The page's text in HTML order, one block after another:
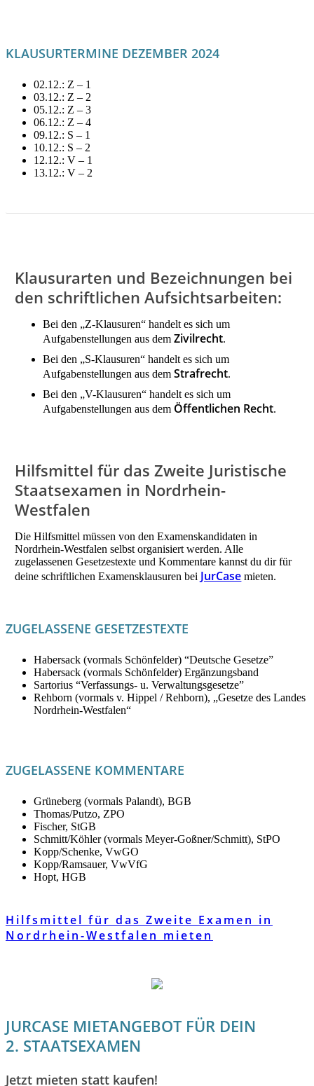
KLAUSURTERMINE DEZEMBER 2024
02.12.: Z – 1
03.12.: Z – 2
05.12.: Z – 3
06.12.: Z – 4
09.12.: S – 1
10.12.: S – 2
12.12.: V – 1
13.12.: V – 2
Klausurarten und Bezeichnungen bei
den schriftlichen Aufsichtsarbeiten:
Bei den „Z-Klausuren“ handelt es sich um
Aufgabenstellungen aus demZivilrecht.
Bei den „S-Klausuren“ handelt es sich um
Aufgabenstellungen aus demStrafrecht.
Bei den „V-Klausuren“ handelt es sich um
Aufgabenstellungen aus dem Öffentlichen Recht.
Hilfsmittel für das Zweite Juristische
Staatsexamen in Nordrhein-
Westfalen
Die Hilfsmittel müssen von den Examenskandidaten in
Nordrhein-Westfalen selbst organisiert werden. Alle
zugelassenen Gesetzestexte und Kommentare kannst du dir für
deine schriftlichen Examensklausuren bei JurCase mieten.
ZUGELASSENE GESETZESTEXTE
Habersack (vormals Schönfelder) “Deutsche Gesetze”
Habersack (vormals Schönfelder) Ergänzungsband
Sartorius “Verfassungs- u. Verwaltungsgesetze”
Rehborn (vormals v. Hippel / Rehborn), „Gesetze des Landes
Nordrhein-Westfalen“
ZUGELASSENE KOMMENTARE
Grüneberg (vormals Palandt), BGB
Thomas/Putzo, ZPO
Fischer, StGB
Schmitt/Köhler (vormals Meyer-Goßner/Schmitt), StPO
Kopp/Schenke, VwGO
Kopp/Ramsauer, VwVfG
Hopt, HGB
Hilfsmittel für das Zweite Examen in
Nordrhein-Westfalen mieten
JURCASE MIETANGEBOT FÜR DEIN
2. STAATSEXAMEN
Jetzt mieten statt kaufen!